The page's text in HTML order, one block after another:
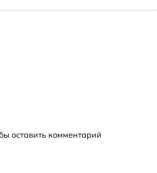
оставить комментарий